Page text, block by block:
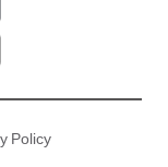
Policy